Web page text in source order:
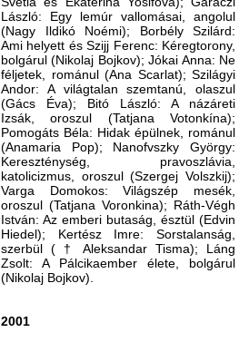
László: Egy lemúr vallomásai, angolul
(Nagy Ildikó Noémi); Borbély Szilárd:
Ami helyett és Szijj Ferenc: Kéregtorony,
bolgárul (Nikolaj Bojkov); Jókai Anna: Ne
féljetek, románul (Ana Scarlat); Szilágyi
Andor: A világtalan szemtanú, olaszul
(Gács Éva); Bitó László: A názáreti
Izsák, oroszul (Tatjana Votonkína);
Pomogáts Béla: Hidak épülnek, románul
(Anamaria Pop); Nanofvszky György:
Kereszténység, pravoszlávia,
katolicizmus, oroszul (Szergej Volszkij);
Varga Domokos: Világszép mesék,
oroszul (Tatjana Voronkina); Ráth-Végh
István: Az emberi butaság, észtül (Edvin
Hiedel); Kertész Imre: Sorstalanság,
szerbül ( † Aleksandar Tisma); Láng
Zsolt: A Pálcikaember élete, bolgárul
(Nikolaj Bojkov).
2001